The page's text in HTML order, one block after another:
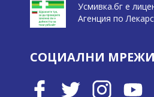
Усмивка.бг е
Агенция по
СОЦИАЛНИ МРЕЖИ